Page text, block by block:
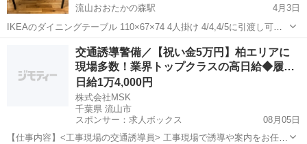
流山おおたかの森駅
4月3日
IKEAのダイニングテーブル 110×67×74 4人掛け 4/4,4/5に引渡し可能
ですので、候補日時をご提示頂きますようお願いいたします。
流山おおたかの森駅 テーブル ダイニング
交通誘導警備／【祝い金5万円】柏エリアに
現場多数！業界トップクラスの高日給◆履
歴…
日給1万4,000円
株式会社MSK
千葉県 流山市
スポンサー：求人ボックス
08月05日
【仕事内容】<工事現場の交通誘導員> 工事現場で誘導や案内をお任せ